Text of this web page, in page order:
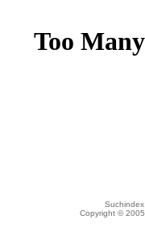
Copyright ©